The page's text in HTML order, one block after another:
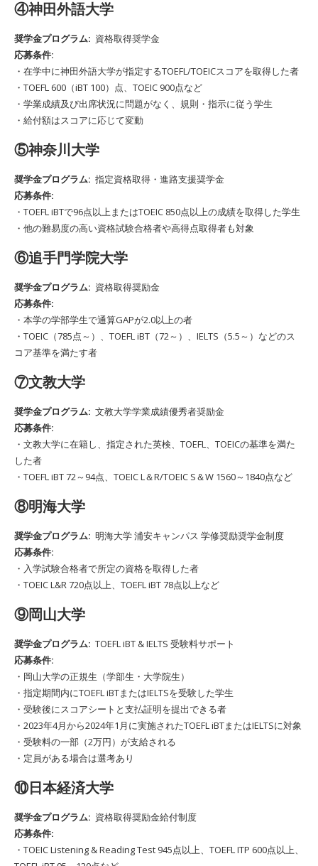
④神田外語大学
奨学金プログラム: 資格取得奨学金
応募条件:
・在学中に神田外語大学が指定するTOEFL/TOEICスコアを取得した者
・TOEFL 600（iBT 100）点、TOEIC 900点など
・学業成績及び出席状況に問題がなく、規則・指示に従う学生
・給付額はスコアに応じて変動
⑤神奈川大学
奨学金プログラム: 指定資格取得・進路支援奨学金
応募条件:
・TOEFL iBTで96点以上またはTOEIC 850点以上の成績を取得した学生
・他の難易度の高い資格試験合格者や高得点取得者も対象
⑥追手門学院大学
奨学金プログラム: 資格取得奨励金
応募条件:
・本学の学部学生で通算GAPが2.0以上の者
・TOEIC（785点～）、TOEFL iBT（72～）、IELTS（5.5～）などのス
コア基準を満たす者
⑦文教大学
奨学金プログラム: 文教大学学業成績優秀者奨励金
応募条件:
・文教大学に在籍し、指定された英検、TOEFL、TOEICの基準を満た
した者
・TOEFL iBT 72～94点、TOEIC L＆R/TOEIC S＆W 1560～1840点など
⑧明海大学
奨学金プログラム: 明海大学 浦安キャンパス 学修奨励奨学金制度
応募条件:
・入学試験合格者で所定の資格を取得した者
・TOEIC L&R 720点以上、TOEFL iBT 78点以上など
⑨岡山大学
奨学金プログラム: TOEFL iBT & IELTS 受験料サポート
応募条件:
・岡山大学の正規生（学部生・大学院生）
・指定期間内にTOEFL iBTまたはIELTSを受験した学生
・受験後にスコアシートと支払証明を提出できる者
・2023年4月から2024年1月に実施されたTOEFL iBTまたはIELTSに対象
・受験料の一部（2万円）が支給される
・定員がある場合は選考あり
⑩日本経済大学
奨学金プログラム: 資格取得奨励金給付制度
応募条件:
・TOEIC Listening & Reading Test 945点以上、TOEFL ITP 600点以上、